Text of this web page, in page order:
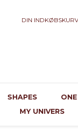
DIN
SHAPES
MY UNIVERS